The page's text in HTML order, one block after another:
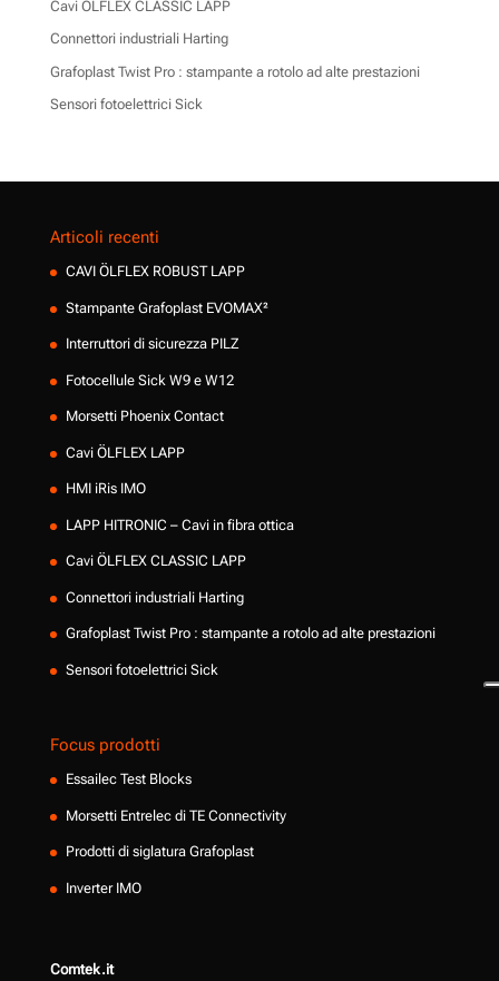
Cavi ÖLFLEX CLASSIC LAPP
Connettori industriali Harting
Grafoplast Twist Pro : stampante a rotolo ad alte prestazioni
Sensori fotoelettrici Sick
Articoli recenti
CAVI ÖLFLEX ROBUST LAPP
Stampante Grafoplast EVOMAX²
Interruttori di sicurezza PILZ
Fotocellule Sick W9 e W12
Morsetti Phoenix Contact
Cavi ÖLFLEX LAPP
HMI iRis IMO
LAPP HITRONIC – Cavi in fibra ottica
Cavi ÖLFLEX CLASSIC LAPP
Connettori industriali Harting
Grafoplast Twist Pro : stampante a rotolo ad alte prestazioni
Sensori fotoelettrici Sick
Focus prodotti
Essailec Test Blocks
Morsetti Entrelec di TE Connectivity
Prodotti di siglatura Grafoplast
Inverter IMO
Comtek.it